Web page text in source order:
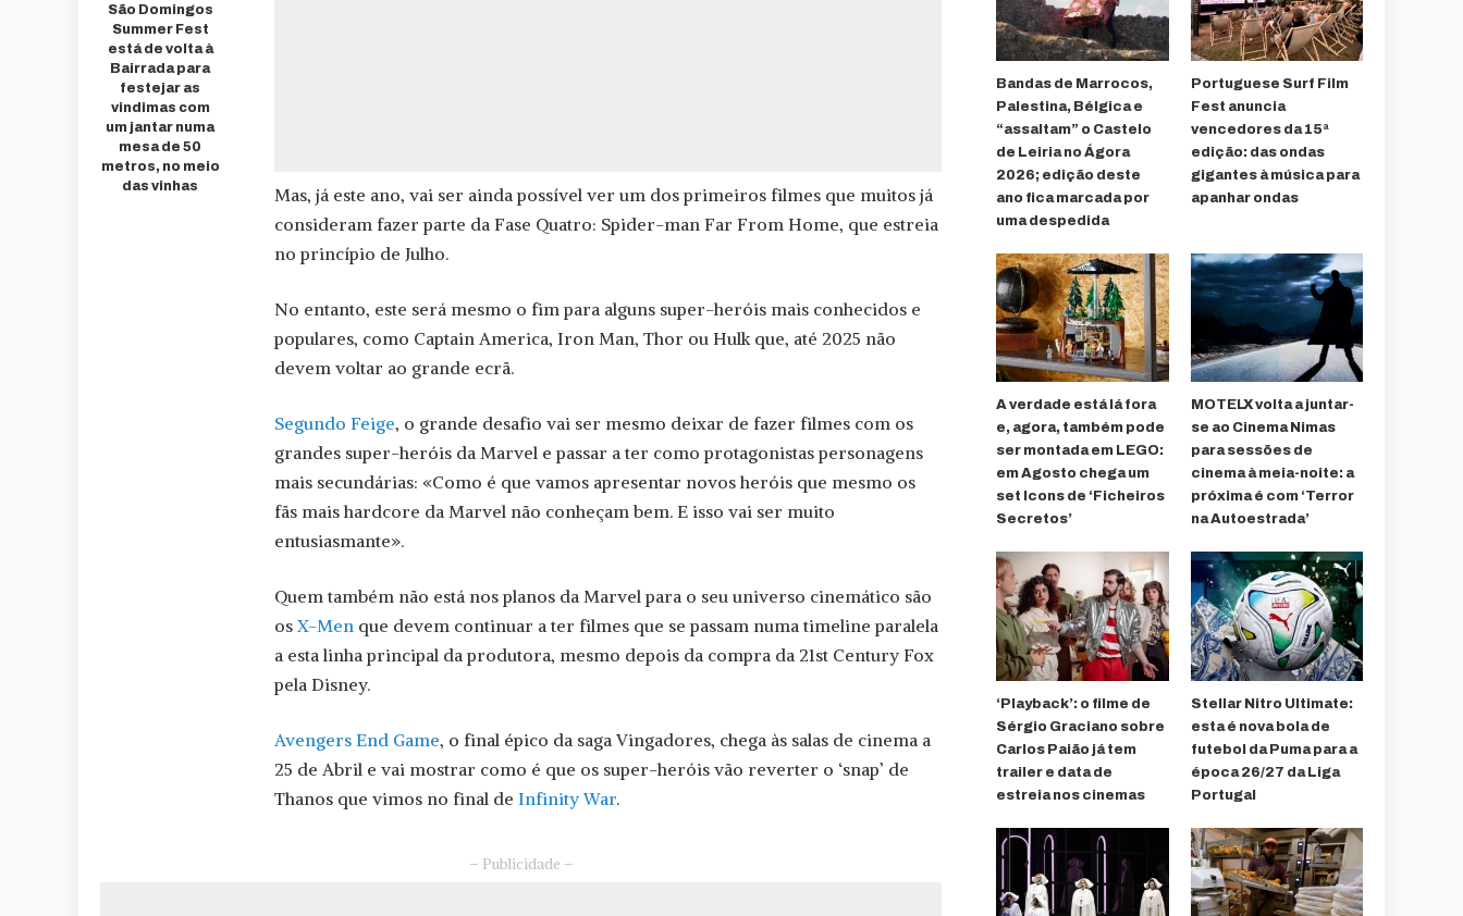
São Domingos
Summer Fest
está de volta à
Bairrada para
festejar as
vindimas com
um jantar numa
mesa de 50
metros, no meio
das vinhas
Mas, já este ano, vai ser ainda possível ver um dos primeiros filmes que muitos já
consideram fazer parte da Fase Quatro: Spider-man Far From Home, que estreia
no princípio de Julho.
No entanto, este será mesmo o fim para alguns super-heróis mais conhecidos e
populares, como Captain America, Iron Man, Thor ou Hulk que, até 2025 não
devem voltar ao grande ecrã.
Segundo Feige, o grande desafio vai ser mesmo deixar de fazer filmes com os
grandes super-heróis da Marvel e passar a ter como protagonistas personagens
mais secundárias: «Como é que vamos apresentar novos heróis que mesmo os
fãs mais hardcore da Marvel não conheçam bem. E isso vai ser muito
entusiasmante».
Quem também não está nos planos da Marvel para o seu universo cinemático são
os X-Men que devem continuar a ter filmes que se passam numa timeline paralela
a esta linha principal da produtora, mesmo depois da compra da 21st Century Fox
pela Disney.
Avengers End Game, o final épico da saga Vingadores, chega às salas de cinema a
25 de Abril e vai mostrar como é que os super-heróis vão reverter o ‘snap’ de
Thanos que vimos no final de Infinity War.
– Publicidade –
Bandas de Marrocos,
Palestina, Bélgica e
“assaltam” o Castelo
de Leiria no Ágora
2026; edição deste
ano fica marcada por
uma despedida
Portuguese Surf Film
Fest anuncia
vencedores da 15ª
edição: das ondas
gigantes à música para
apanhar ondas
A verdade está lá fora
e, agora, também pode
ser montada em LEGO:
em Agosto chega um
set Icons de ‘Ficheiros
Secretos’
MOTELX volta a juntar-
se ao Cinema Nimas
para sessões de
cinema à meia-noite: a
próxima é com ‘Terror
na Autoestrada’
‘Playback’: o filme de
Sérgio Graciano sobre
Carlos Paião já tem
trailer e data de
estreia nos cinemas
Stellar Nitro Ultimate:
esta é nova bola de
futebol da Puma para a
época 26/27 da Liga
Portugal